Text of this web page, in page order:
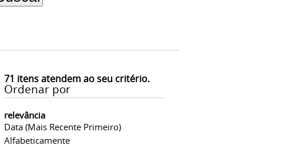
71 itens atendem ao seu critério.
Ordenar por
relevância
Data (mais Recente Primeiro)
Alfabeticamente